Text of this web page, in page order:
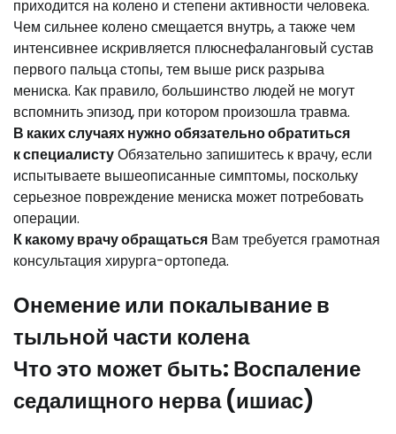
приходится на колено и степени активности человека.
Чем сильнее колено смещается внутрь, а также чем
интенсивнее искривляется плюснефаланговый сустав
первого пальца стопы, тем выше риск разрыва
мениска. Как правило, большинство людей не могут
вспомнить эпизод, при котором произошла травма.
В каких случаях нужно обязательно обратиться
кспециалистуОбязательно запишитесь к врачу, если
испытываете вышеописанные симптомы, поскольку
серьезное повреждение мениска может потребовать
операции.
К какому врачу обращаться Вам требуется грамотная
консультация хирурга-ортопеда.
Онемение или покалывание в
тыльной части колена
Что это может быть: Воспаление
седалищного нерва (ишиас)